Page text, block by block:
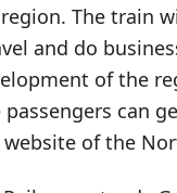
The train
and do
of the
passengers can
of the